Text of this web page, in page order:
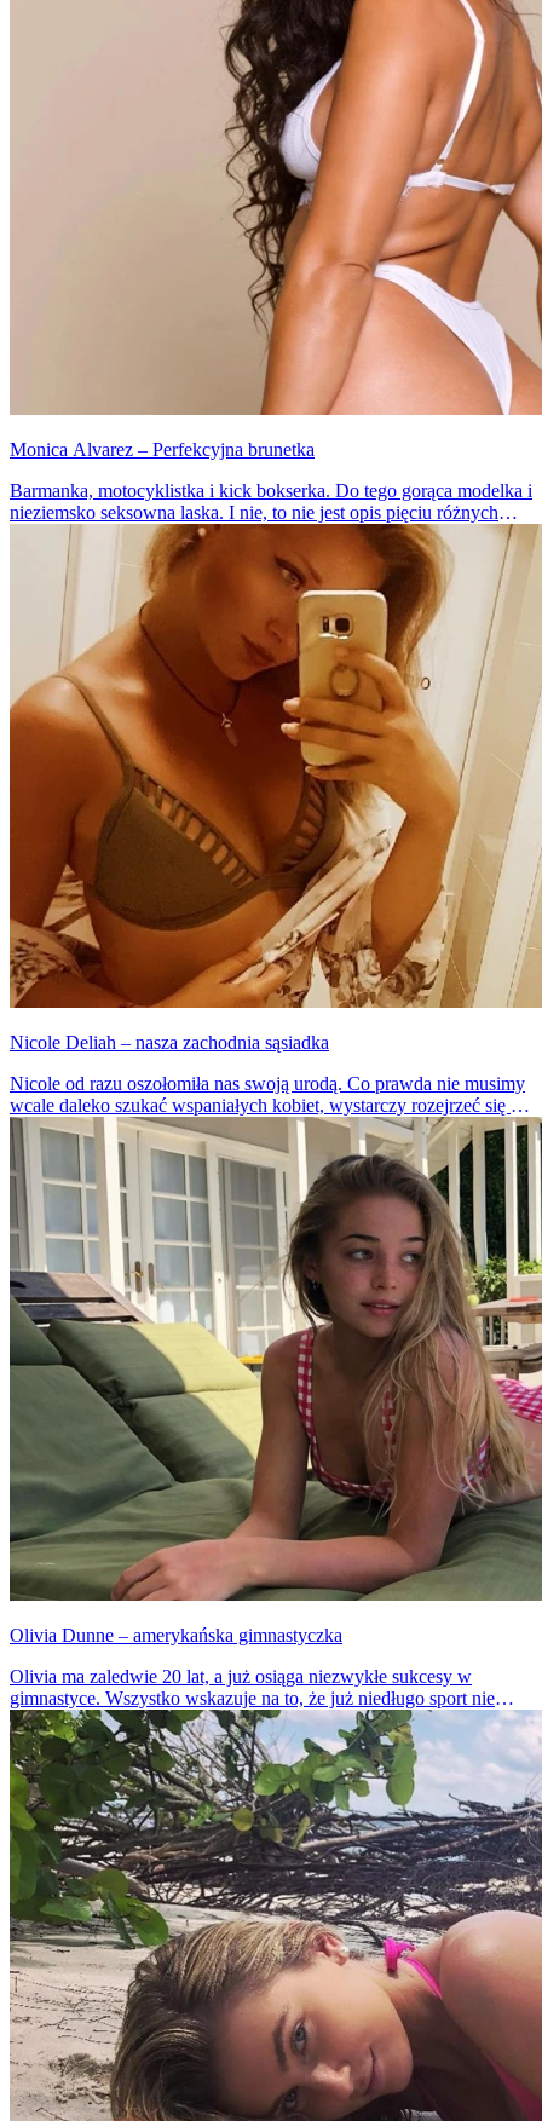
Monica Alvarez – Perfekcyjna brunetka
Barmanka, motocyklistka i kick bokserka. Do tego gorąca modelka i
nieziemsko seksowna laska. I nie, to nie jest opis pięciu różnych
dziewczyn, tylko jednej. Właśnie znaleźliśmy kobietę idealną.
Zobaczcie, jak wygląda nieziemsko piękna Monica Alvarez.
Nicole Deliah – nasza zachodnia sąsiadka
Nicole od razu oszołomiła nas swoją urodą. Co prawda nie musimy
wcale daleko szukać wspaniałych kobiet, wystarczy rozejrzeć się po
okolicy. W tej sytuacji jednak zobaczyliśmy sąsiadkę z Niemiec i
musimy przyznać, że skradła nasze serca.
Olivia Dunne – amerykańska gimnastyczka
Olivia ma zaledwie 20 lat, a już osiąga niezwykłe sukcesy w
gimnastyce. Wszystko wskazuje na to, że już niedługo sport nie
będzie tylko jej pasją, ale stanie się także pracą.